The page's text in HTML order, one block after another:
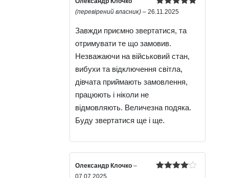
Оцінено в
(перевірений власник) – 26.11.2025
Завжди приємно звертатися, та
отримувати те що замовив.
Незважаючи на військовий стан,
вибухи та відключення світла,
дівчата приймають замовлення,
працюють і ніколи не
відмовляють. Величезна подяка.
Буду звертатися ще і ще.
Олександр Клочко –
07.07.2025